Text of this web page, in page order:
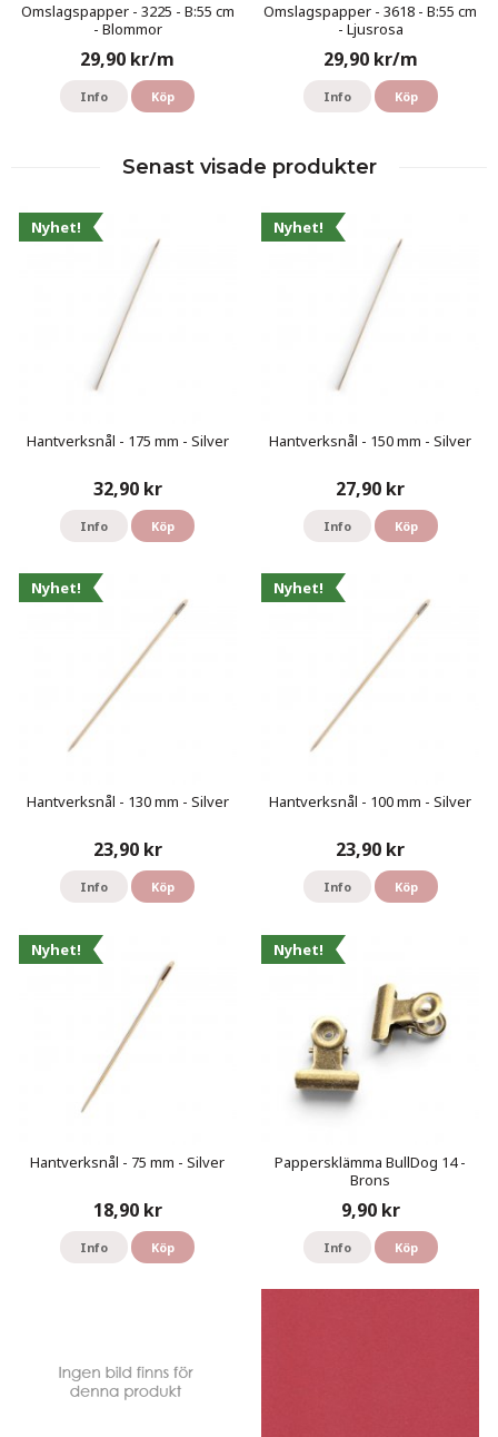
Omslagspapper - 3225 - B:55 cm
- Blommor
29,90 kr/m
Info Köp
Omslagspapper - 3618 - B:55 cm
- Ljusrosa
29,90 kr/m
Info Köp
Senast visade produkter
Nyhet!
Hantverksnål - 175 mm - Silver
32,90 kr
Info Köp
Nyhet!
Hantverksnål - 150 mm - Silver
27,90 kr
Info Köp
Nyhet!
Hantverksnål - 130 mm - Silver
23,90 kr
Info Köp
Nyhet!
Hantverksnål - 100 mm - Silver
23,90 kr
Info Köp
Nyhet!
Hantverksnål - 75 mm - Silver
18,90 kr
Info Köp
Nyhet!
Pappersklämma BullDog 14 -
Brons
9,90 kr
Info Köp